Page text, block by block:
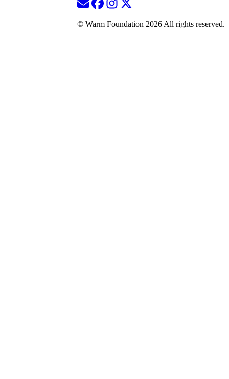
© Warm Foundation 2026 All rights reserved.